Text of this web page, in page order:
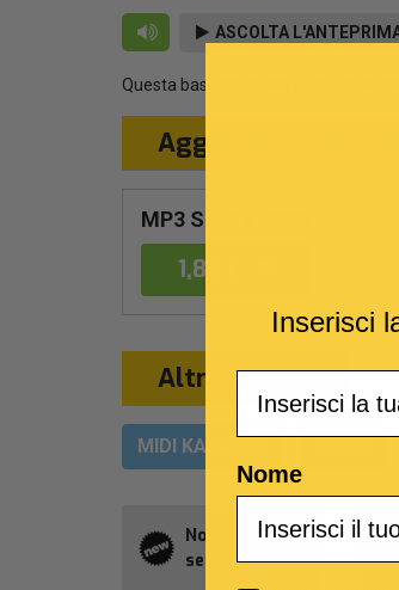
ASCOLTA
Questa base musicale è una cover
Aggiungi al Carrello
MP3 Senza testo
1,89 €
Altri formati
MIDI KARAOKE
Novità della
settimana
Inserisci
Nome